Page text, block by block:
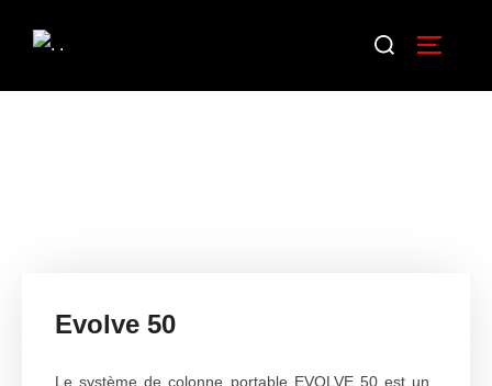
Evolve 50
Le système de colonne portable EVOLVE 50 est un